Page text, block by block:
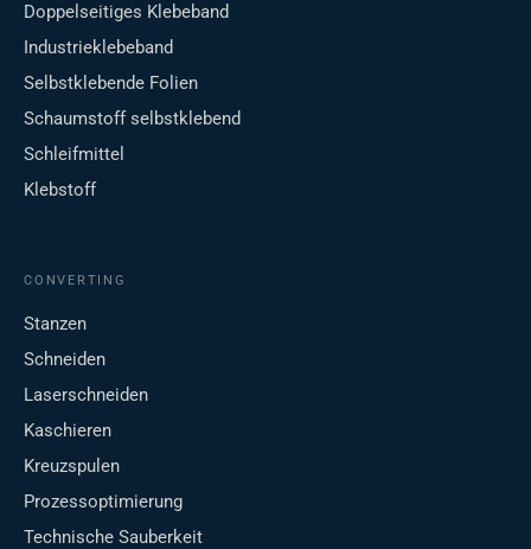
Doppelseitiges Klebeband
Industrieklebeband
Selbstklebende Folien
Schaumstoff selbstklebend
Schleifmittel
Klebstoff
CONVERTING
Stanzen
Schneiden
Laserschneiden
Kaschieren
Kreuzspulen
Prozessoptimierung
Technische Sauberkeit